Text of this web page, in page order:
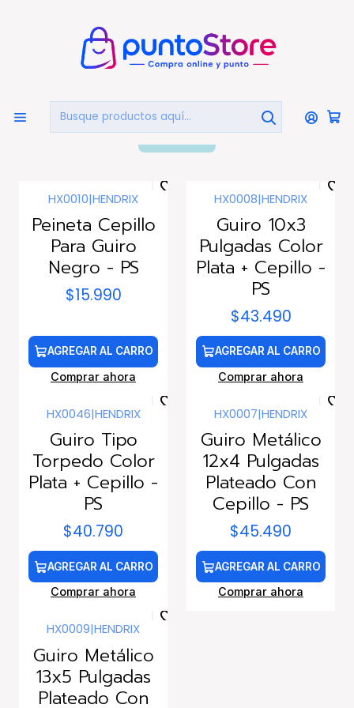
Inicio INSTRUMENTOS MUSICALES Guiros
Guiros
HX0010|HENDRIX
Peineta Cepillo
Para Guiro
Negro - PS
$15.990
AGREGAR AL CARRO
Comprar ahora
HX0008|HENDRIX
Guiro 10x3
Pulgadas Color
Plata + Cepillo -
PS
$43.490
AGREGAR AL CARRO
Comprar ahora
HX0046|HENDRIX
Guiro Tipo
Torpedo Color
Plata + Cepillo -
PS
$40.790
AGREGAR AL CARRO
Comprar ahora
HX0007|HENDRIX
Guiro Metálico
12x4 Pulgadas
Plateado Con
Cepillo - PS
$45.490
AGREGAR AL CARRO
Comprar ahora
HX0009|HENDRIX
Guiro Metálico
13x5 Pulgadas
Plateado Con